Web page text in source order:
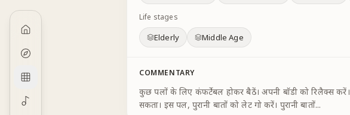
Life stages
Elderly Middle Age
COMMENTARY
कुछ पलों के लिए कंफर्टेबल होकर बैठें। अपनी बॉडी को रिलैक्स करें। हर दिन एक नई शुरुआत है। हमारे हाथ में सिर्फ आज का दिन है। जो बीत गया, हममें से कोई भी उसे बदल नहीं
सकता। इस पल, पुरानी बातों को लेट गो करें। पुरानी बातों...